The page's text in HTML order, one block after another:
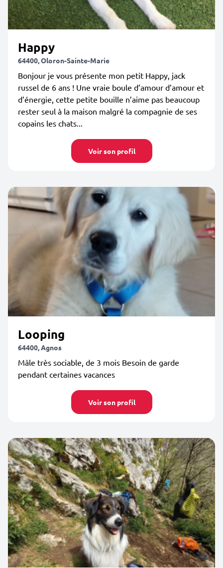
Happy
64400, Oloron-Sainte-Marie
Bonjour je vous présente mon petit Happy, jack
russel de 6 ans ! Une vraie boule d’amour d’amour et
d’énergie, cette petite bouille n’aime pas beaucoup
rester seul à la maison malgré la compagnie de ses
copains les chats...
Voir son profil
Looping
64400, Agnos
Mâle très sociable, de 3 mois Besoin de garde
pendant certaines vacances
Voir son profil